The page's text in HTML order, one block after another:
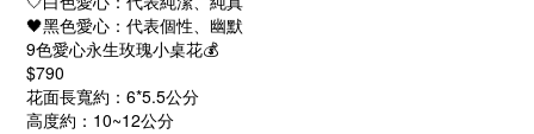
🖤黑色愛心：代表個性、幽默
9色愛心永生玫瑰小桌花💰
$790
花面長寬約：6*5.5公分
高度約：10~12公分